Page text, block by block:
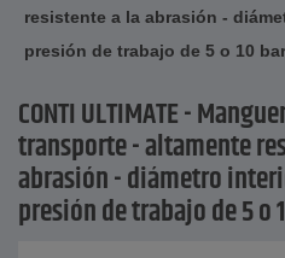
resistente a la abrasión -
presión de trabajo de 5 o 10
CONTI ULTIMATE -
transporte - altamente
abrasión - diámetro
presión de trabajo de 5 o